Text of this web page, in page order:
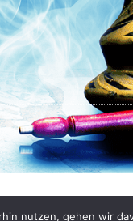
nutzen, gehen wir